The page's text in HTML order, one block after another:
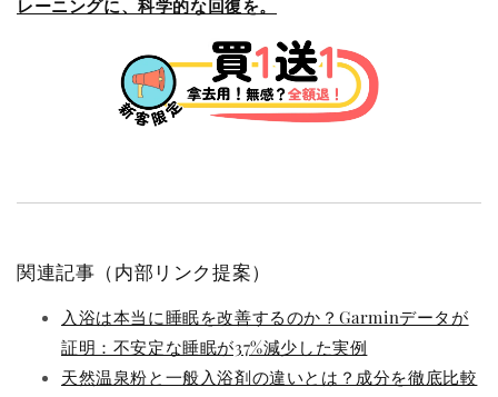
レーニングに、科学的な回復を。
関連記事（内部リンク提案）
入浴は本当に睡眠を改善するのか？Garminデータが
証明：不安定な睡眠が37%減少した実例
天然温泉粉と一般入浴剤の違いとは？成分を徹底比較